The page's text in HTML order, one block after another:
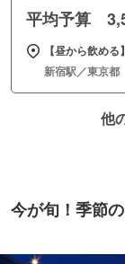
平均予算
【昼から飲め
新宿駅／東京都
他
今が旬！季節